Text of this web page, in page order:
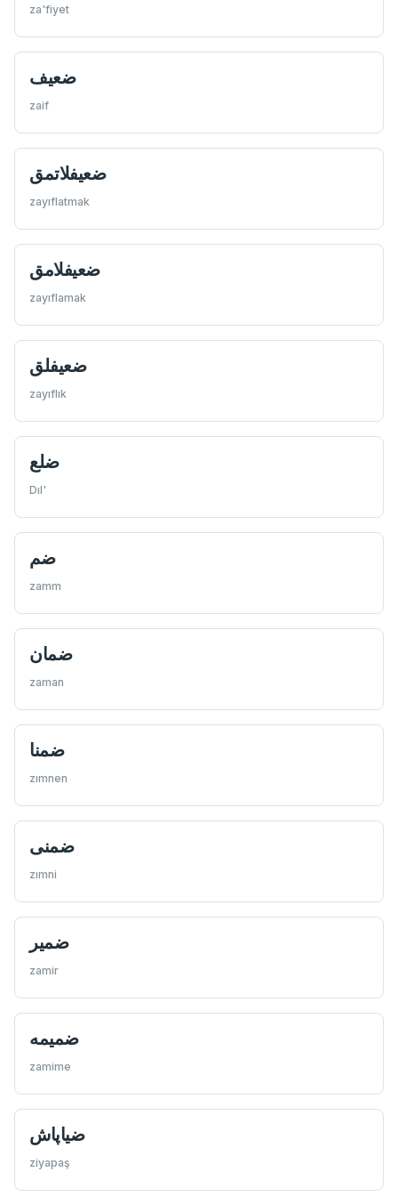
za'fiyet
ضعيف
zaif
ضعيفلاتمق
zayıflatmak
ضعيفلامق
zayıflamak
ضعیفلق
zayıflık
ضلع
Dıl'
ضم
zamm
ضمان
zaman
ضمنا
zımnen
ضمنی
zımni
ضمیر
zamir
ضمیمه
zamime
ضياپاش
ziyapaş